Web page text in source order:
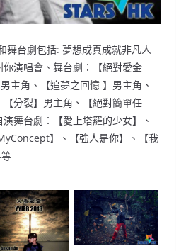
舞台劇包括: 夢想成真成就非凡人
演唱會、舞台劇：【絕對愛金
主角、【追夢之回憶 】男主角、
【分裂】男主角、【絕對簡單任
舞台劇：【愛上塔羅的少女】、
】、【強人是你】、【我